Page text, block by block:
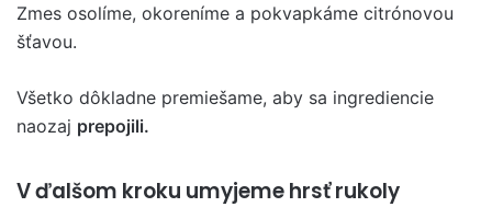
Zmes osolíme, okoreníme a pokvapkáme citrónovou
šťavou.
Všetko dôkladne premiešame, aby sa ingrediencie
naozaj prepojili.
V ďalšom kroku umyjeme hrsť rukoly